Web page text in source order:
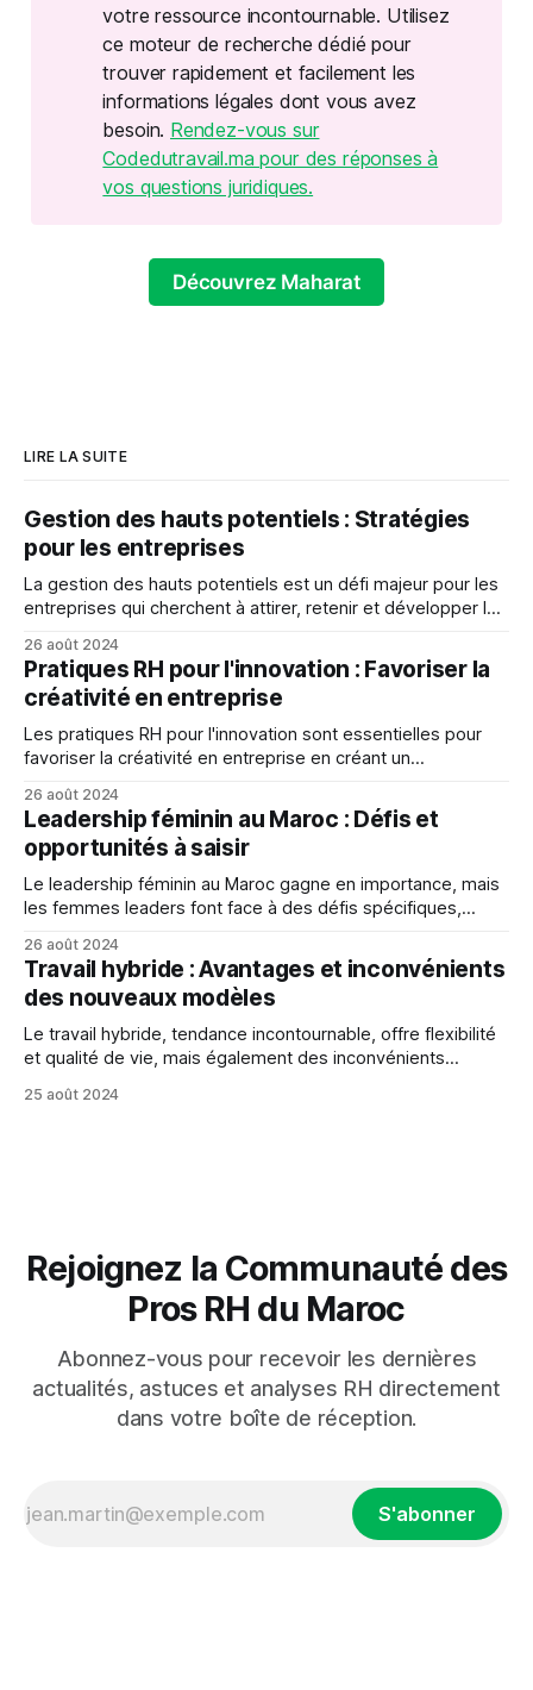
votre ressource incontournable. Utilisez
ce moteur de recherche dédié pour
trouver rapidement et facilement les
informations légales dont vous avez
besoin. Rendez-vous sur
Codedutravail.ma pour des réponses à
vos questions juridiques.
Découvrez Maharat
LIRE LA SUITE
Gestion des hauts potentiels : Stratégies
pour les entreprises
La gestion des hauts potentiels est un défi majeur pour les
entreprises qui cherchent à attirer, retenir et développer les
26 août 2024
Pratiques RH pour l'innovation : Favoriser la
créativité en entreprise
Les pratiques RH pour l'innovation sont essentielles pour
favoriser la créativité en entreprise en créant un
communication, et en récompensant l'innovation.
26 août 2024
Leadership féminin au Maroc : Défis et
opportunités à saisir
Le leadership féminin au Maroc gagne en importance, mais
les femmes leaders font face à des défis spécifiques,
qui les empêchent de réaliser leur plein potentiel.
26 août 2024
Travail hybride : Avantages et inconvénients
des nouveaux modèles
Le travail hybride, tendance incontournable, offre flexibilité
et qualité de vie, mais également des inconvénients
communication.
25 août 2024
Rejoignez la Communauté des
Pros RH du Maroc
Abonnez-vous pour recevoir les dernières
actualités, astuces et analyses RH directement
dans votre boîte de réception.
S'abonner